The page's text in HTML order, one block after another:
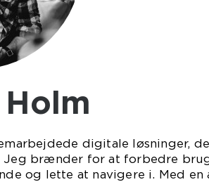
Holm
digitale løsninger,
brænder for at forbedre
og lette at navigere i. Med en